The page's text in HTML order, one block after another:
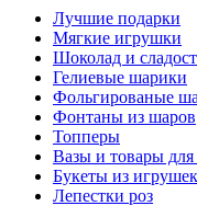
Лучшие подарки
Мягкие игрушки
Шоколад и
Гелиевые шарики
Фольгированые
Фонтаны из шаров
Топперы
Вазы и товары для
Букеты из игрушек
Лепестки роз